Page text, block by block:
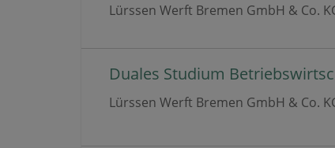
Lürssen Werft Bremen GmbH & Co.
Duales Studium
Lürssen Werft Bremen GmbH & Co.